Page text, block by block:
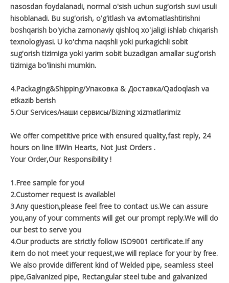
nasosdan foydalanadi, normal o'sish uchun sug'orish suvi usuli
hisoblanadi. Bu sug'orish, o'g'itlash va avtomatlashtirishni
boshqarish bo'yicha zamonaviy qishloq xo'jaligi ishlab chiqarish
texnologiyasi. U ko'chma naqshli yoki purkagichli sobit
sug'orish tizimiga yoki yarim sobit buzadigan amallar sug'orish
tizimiga bo'linishi mumkin.
4.Packaging&Shipping/Упаковка & Доставка/Qadoqlash va
etkazib berish
5.Our Services/наши сервисы/Bizning xizmatlarimiz
We offer competitive price with ensured quality,fast reply, 24
hours on line !!!Win Hearts, Not Just Orders .
Your Order,Our Responsibility !
1.Free sample for you!
2.Customer request is available!
3.Any question,please feel free to contact us.We can assure
you,any of your comments will get our prompt reply.We will do
our best to serve you
4.Our products are strictly follow ISO9001 certificate.If any
item do not meet your request,we will replace for your by free.
We also provide different kind of Welded pipe, seamless steel
pipe,Galvanized pipe, Rectangular steel tube and galvanized